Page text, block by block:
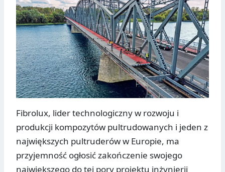
Fibrolux, lider technologiczny w rozwoju i
produkcji kompozytów pultrudowanych i jeden z
największych pultruderów w Europie, ma
przyjemność ogłosić zakończenie swojego
największego do tej pory projektu inżynierii